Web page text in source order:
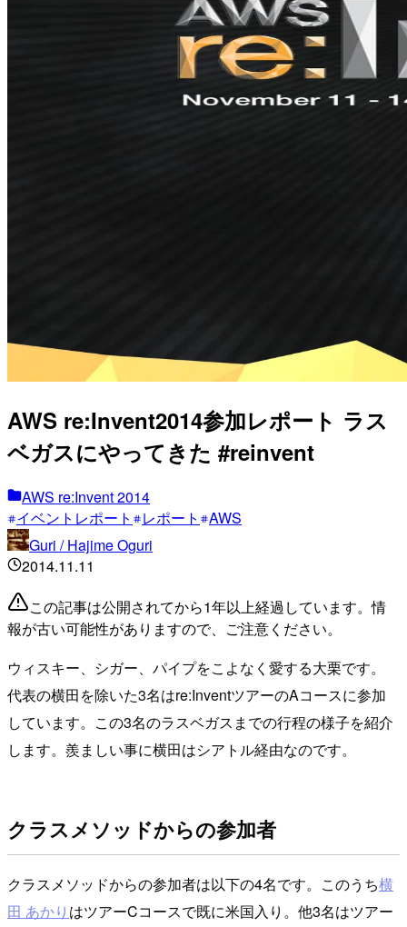
AWS re:Invent2014参加レポート ラス
ベガスにやってきた #reinvent
AWS re:Invent 2014
イベントレポート
レポート
AWS
Guri / Hajime Oguri
2014.11.11
この記事は公開されてから1年以上経過しています。情
報が古い可能性がありますので、ご注意ください。
ウィスキー、シガー、パイプをこよなく愛する大栗です。
代表の横田を除いた3名はre:InventツアーのAコースに参加
しています。この3名のラスベガスまでの行程の様子を紹介
します。羨ましい事に横田はシアトル経由なのです。
クラスメソッドからの参加者
クラスメソッドからの参加者は以下の4名です。このうち横
田 あかり はツアーCコースで既に米国入り。他3名はツアー